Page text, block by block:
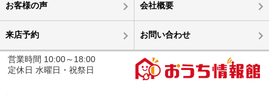
お客様の声 会社概要
来店予約 お問い合わせ
営業時間 10:00～18:00
定休日 水曜日・祝祭日